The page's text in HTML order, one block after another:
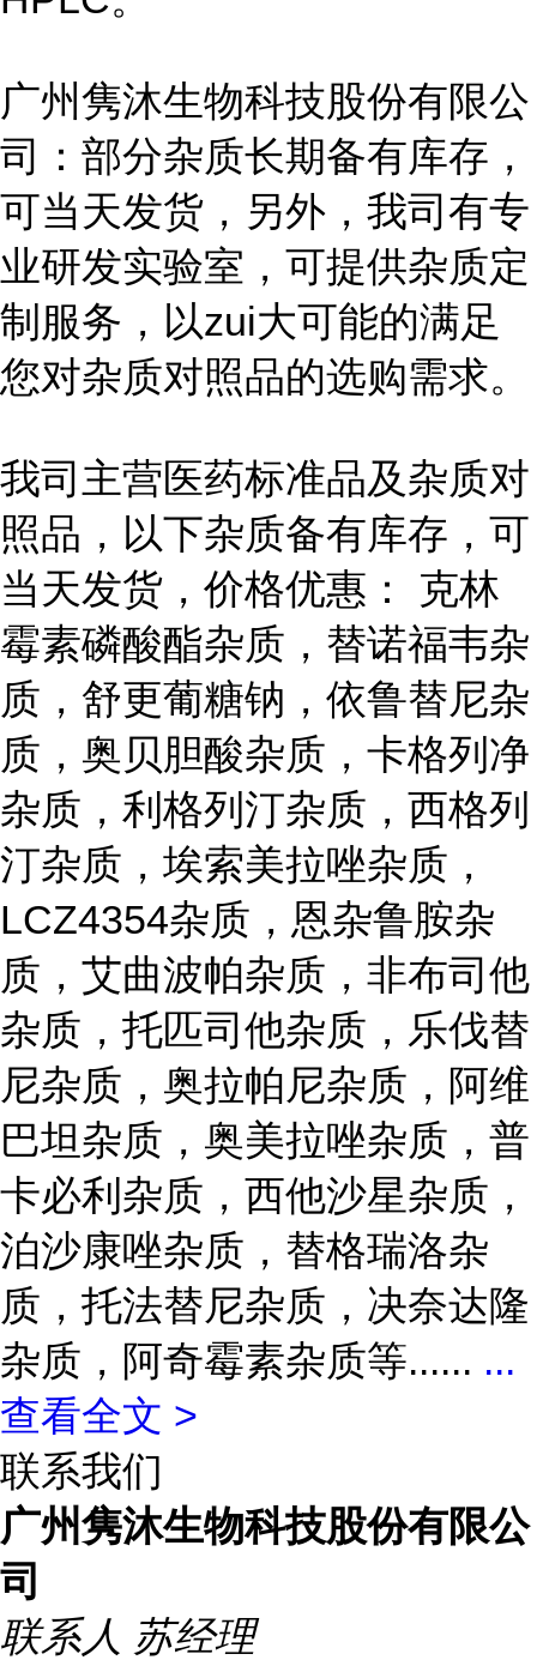
广州隽沐生物科技股份有限公
司：部分杂质长期备有库存，
可当天发货，另外，我司有专
业研发实验室，可提供杂质定
制服务，以zui大可能的满足
您对杂质对照品的选购需求。
我司主营医药标准品及杂质对
照品，以下杂质备有库存，可
当天发货，价格优惠： 克林
霉素磷酸酯杂质，替诺福韦杂
质，舒更葡糖钠，依鲁替尼杂
质，奥贝胆酸杂质，卡格列净
杂质，利格列汀杂质，西格列
汀杂质，埃索美拉唑杂质，
LCZ4354杂质，恩杂鲁胺杂
质，艾曲波帕杂质，非布司他
杂质，托匹司他杂质，乐伐替
尼杂质，奥拉帕尼杂质，阿维
巴坦杂质，奥美拉唑杂质，普
卡必利杂质，西他沙星杂质，
泊沙康唑杂质，替格瑞洛杂
质，托法替尼杂质，决奈达隆
杂质，阿奇霉素杂质等...... ...
查看全文 >
联系我们
广州隽沐生物科技股份有限公
司
联系人 苏经理